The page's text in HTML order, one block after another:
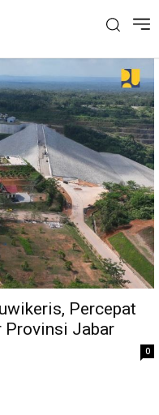
Percepat
Provinsi Jabar
0